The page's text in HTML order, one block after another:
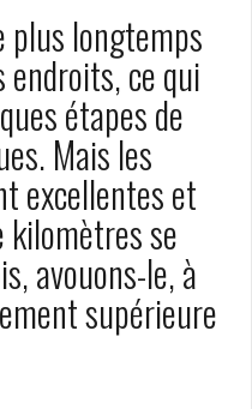
plus longtemps
ce qui
étapes de
Mais les
excellentes et
kilomètres se
avouons-le, à
supérieure